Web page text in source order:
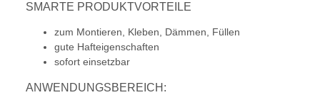
SMARTE PRODUKTVORTEILE
zum Montieren, Kleben, Dämmen, Füllen
gute Hafteigenschaften
sofort einsetzbar
ANWENDUNGSBEREICH: